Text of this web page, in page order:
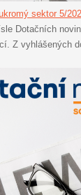
sektor 5/
Dotačních
Z vyhlášených